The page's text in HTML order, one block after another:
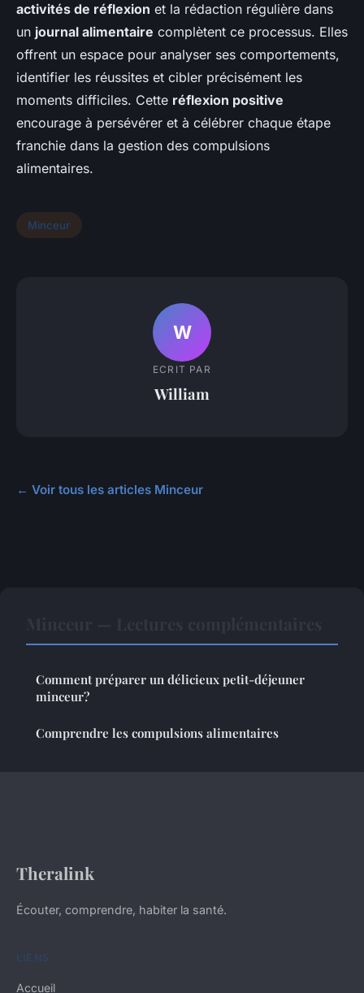
activités de réflexion et la rédaction régulière dans
un journal alimentaire complètent ce processus. Elles
offrent un espace pour analyser ses comportements,
identifier les réussites et cibler précisément les
moments difficiles. Cette réflexion positive
encourage à persévérer et à célébrer chaque étape
franchie dans la gestion des compulsions
alimentaires.
Minceur
W
ECRIT PAR
William
← Voir tous les articles Minceur
Comment préparer un délicieux petit-déjeuner
minceur?
Comprendre les compulsions alimentaires
Theralink
Écouter, comprendre, habiter la santé.
LIENS
Accueil